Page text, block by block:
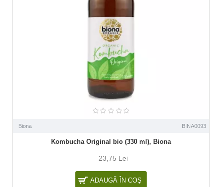
Biona BINA0093
Kombucha Original bio (330 ml), Biona
23,75 Lei
ADAUGĂ ÎN COŞ